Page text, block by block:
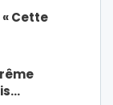
Cette